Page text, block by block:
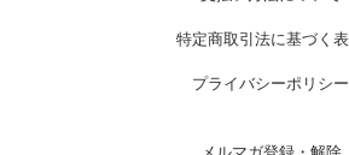
特定商取引法に基づく
プライバシーポリシー